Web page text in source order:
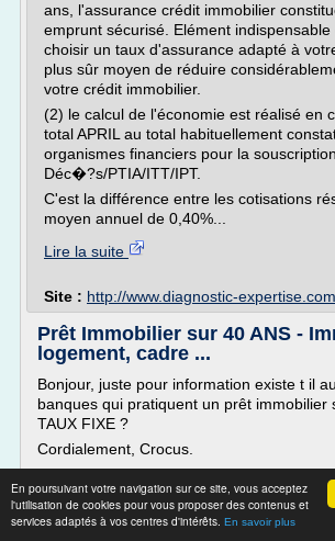
En poursuivant votre navigation sur ce site, vous acceptez
l'utilisation de cookies pour vous proposer des contenus et
services adaptés à vos centres d'intérêts. En savoir plus
ans, l'assurance crédit immobilier
emprunt sécurisé. Elément indispensable
choisir un taux d'assurance adapté à
plus sûr moyen de réduire
votre crédit immobilier.
(2) le calcul de l'économie est réalisé en
total APRIL au total habituellement
organismes financiers pour la
Déc�?s/PTIA/ITT/IPT.
C'est la différence entre les cotisations
moyen annuel de 0,40%...
Lire la suite
Site : http://www.diagnostic-expertise.com
Prêt Immobilier sur 40 ANS -
logement, cadre ...
Bonjour, juste pour information existe t il
banques qui pratiquent un prêt immobilier
TAUX FIXE ?
Cordialement, Crocus.
Posté le 09/11/2007 à 17:50:59
pas à ma connaissance, en général au